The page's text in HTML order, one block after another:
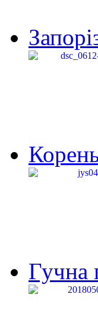
Гучна